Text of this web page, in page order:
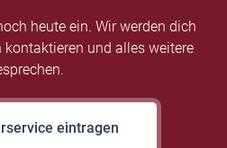
heute ein. Wir werden dich
und alles weitere
eintragen